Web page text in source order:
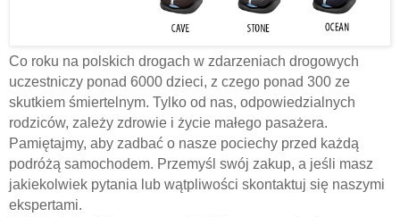
Co roku na polskich drogach w zdarzeniach drogowych
uczestniczy ponad 6000 dzieci, z czego ponad 300 ze
skutkiem śmiertelnym. Tylko od nas, odpowiedzialnych
rodziców, zależy zdrowie i życie małego pasażera.
Pamiętajmy, aby zadbać o nasze pociechy przed każdą
podróżą samochodem. Przemyśl swój zakup, a jeśli masz
jakiekolwiek pytania lub wątpliwości skontaktuj się naszymi
ekspertami.